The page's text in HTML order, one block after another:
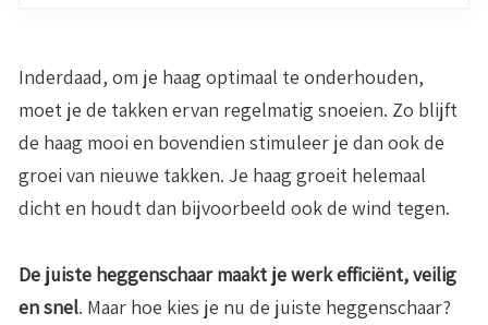
Inderdaad, om je haag optimaal te onderhouden,
moet je de takken ervan regelmatig snoeien. Zo blijft
de haag mooi en bovendien stimuleer je dan ook de
groei van nieuwe takken. Je haag groeit helemaal
dicht en houdt dan bijvoorbeeld ook de wind tegen.
De juiste heggenschaar maakt je werk efficiënt, veilig
en snel. Maar hoe kies je nu de juiste heggenschaar?